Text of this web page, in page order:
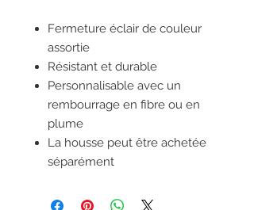
Fermeture éclair de couleur
assortie
Résistant et durable
Personnalisable avec un
rembourrage en fibre ou en
plume
La housse peut être achetée
séparément